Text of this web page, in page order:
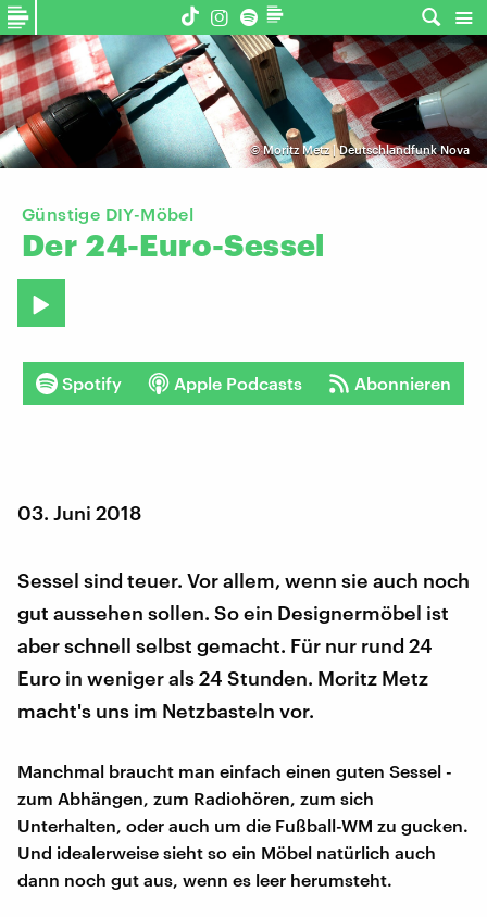
©Moritz Metz | Deutschlandfunk Nova
Günstige DIY-Möbel
Der 24-Euro-Sessel
Spotify Apple Podcasts Abonnieren
03. Juni 2018
Sessel sind teuer. Vor allem, wenn sie auch noch
gut aussehen sollen. So ein Designermöbel ist
aber schnell selbst gemacht. Für nur rund 24
Euro in weniger als 24 Stunden. Moritz Metz
macht's uns im Netzbasteln vor.
Manchmal braucht man einfach einen guten Sessel -
zum Abhängen, zum Radiohören, zum sich
Unterhalten, oder auch um die Fußball-WM zu gucken.
Und idealerweise sieht so ein Möbel natürlich auch
dann noch gut aus, wenn es leer herumsteht.